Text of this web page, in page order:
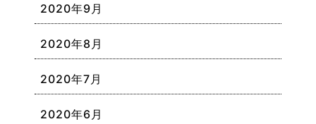
2020年9月
2020年8月
2020年7月
2020年6月